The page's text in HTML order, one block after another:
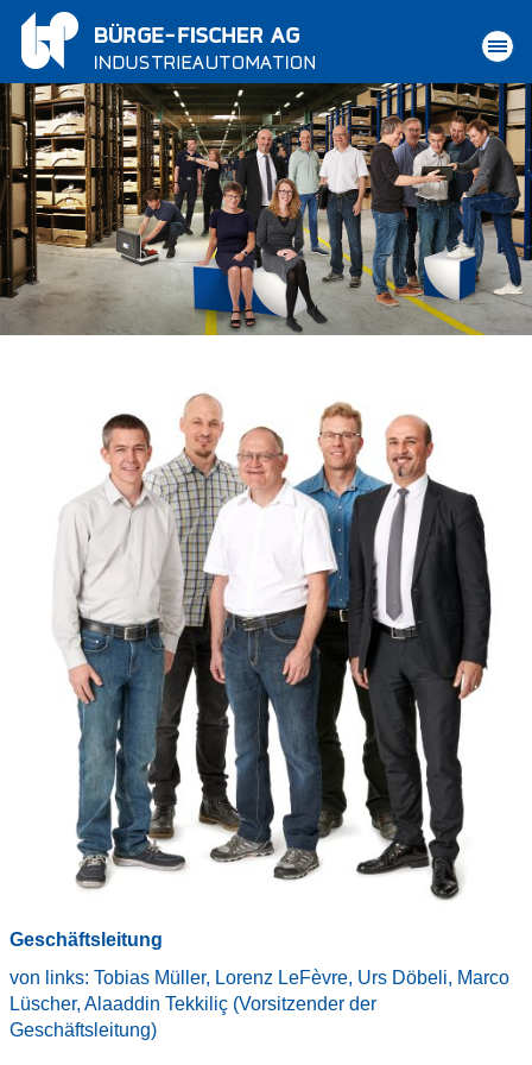
Geschäftsleitung
von links: Tobias Müller, Lorenz LeFèvre, Urs Döbeli, Marco
Lüscher, Alaaddin Tekkiliç (Vorsitzender der
Geschäftsleitung)